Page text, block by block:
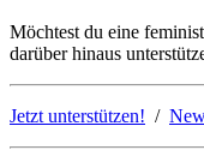
Möchtest du eine
darüber hinaus
Jetzt unterstützen! /